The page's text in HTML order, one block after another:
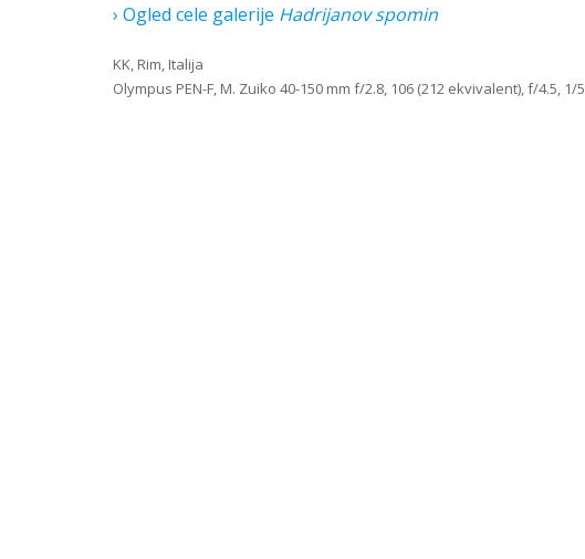
› Ogled cele galerije Hadrijanov spomin
KK, Rim, Italija
Olympus PEN-F, M. Zuiko 40-150 mm f/2.8, 106 (212 ekvivalent), f/4.5, 1/